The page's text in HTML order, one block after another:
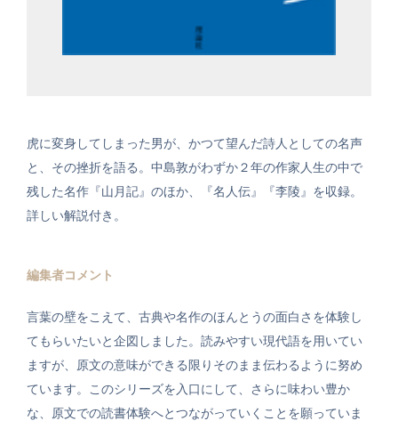
虎に変身してしまった男が、かつて望んだ詩人としての名声
と、その挫折を語る。中島敦がわずか２年の作家人生の中で
残した名作『山月記』のほか、『名人伝』『李陵』を収録。
詳しい解説付き。
編集者コメント
言葉の壁をこえて、古典や名作のほんとうの面白さを体験し
てもらいたいと企図しました。読みやすい現代語を用いてい
ますが、原文の意味ができる限りそのまま伝わるように努め
ています。このシリーズを入口にして、さらに味わい豊か
な、原文での読書体験へとつながっていくことを願っていま